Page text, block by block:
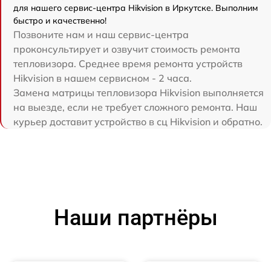
для нашего сервис-центра Hikvision в Иркутске. Выполним
быстро и качественно!
Позвоните нам и наш сервис-центра
проконсультирует и озвучит стоимость ремонта
тепловизора. Среднее время ремонта устройств
Hikvision в нашем сервисном - 2 часа.
Замена матрицы тепловизора Hikvision выполняется
на выезде, если не требует сложного ремонта. Наш
курьер доставит устройство в сц Hikvision и обратно.
Наши партнёры